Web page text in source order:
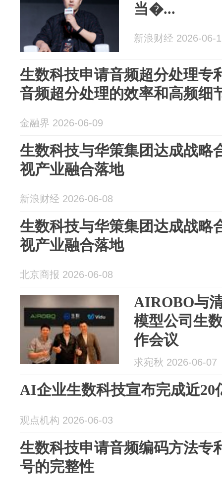
当�...
新浪财经 2026-06-
生数科技申请音频超分处理专
音频超分处理的效率和高频细
金融界 2026-06-09
生数科技与华策集团达成战略
视产业融合落地
新浪财经 2026-06-08
生数科技与华策集团达成战略
视产业融合落地
北京商报 2026-06-08
AIROBO与
模型公司生
作会议
求宛秋 2026-06-07
AI企业生数科技宣布完成近20
观点机构 2026-06-03
生数科技申请音频编码方法专
号的完整性